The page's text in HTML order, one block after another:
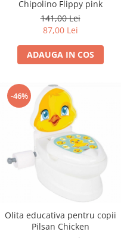
Chipolino Flippy pink
141,00 Lei
87,00 Lei
ADAUGA IN COS
-46%
Olita educativa pentru copii
Pilsan Chicken